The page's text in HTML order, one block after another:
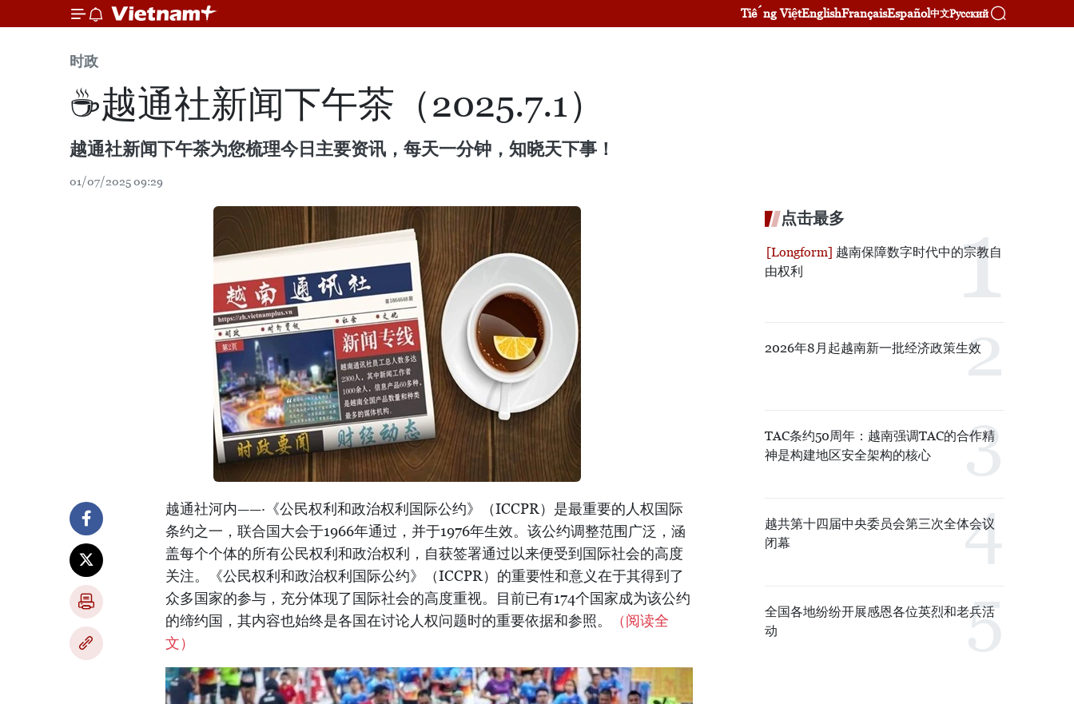
Tiếng ViệtEnglishFrançaisEspañol中文Русский
时政
☕️越通社新闻下午茶（2025.7.1）
越通社新闻下午茶为您梳理今日主要资讯，每天一分钟，知晓天下事！
01/07/2025 09:29
越通社河内——·《公民权利和政治权利国际公约》（ICCPR）是最重要的人权国际
条约之一，联合国大会于1966年通过，并于1976年生效。该公约调整范围广泛，涵
盖每个个体的所有公民权利和政治权利，自获签署通过以来便受到国际社会的高度
关注。《公民权利和政治权利国际公约》（ICCPR）的重要性和意义在于其得到了
众多国家的参与，充分体现了国际社会的高度重视。目前已有174个国家成为该公约
的缔约国，其内容也始终是各国在讨论人权问题时的重要依据和参照。
（阅读全
文）
点击最多
越南保障数字时代中的宗教自
由权利
2026年8月起越南新一批经济政策生效
TAC条约50周年：越南强调TAC的合作精
神是构建地区安全架构的核心
越共第十四届中央委员会第三次全体会议
闭幕
全国各地纷纷开展感恩各位英烈和老兵活
动